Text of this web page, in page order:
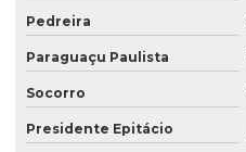
Pedreira
Paraguaçu Paulista
Socorro
Presidente Epitácio